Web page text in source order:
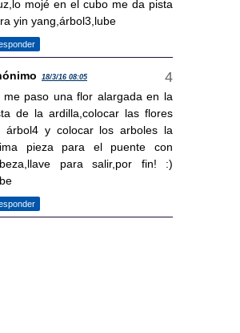
mojé en el cubo me da pista
yin yang,árbol3,lube
18/3/16 08:05
me paso una flor alargada en la
de la ardilla,colocar las flores
árbol4 y colocar los arboles la
pieza para el puente con
para salir,por fin! :)